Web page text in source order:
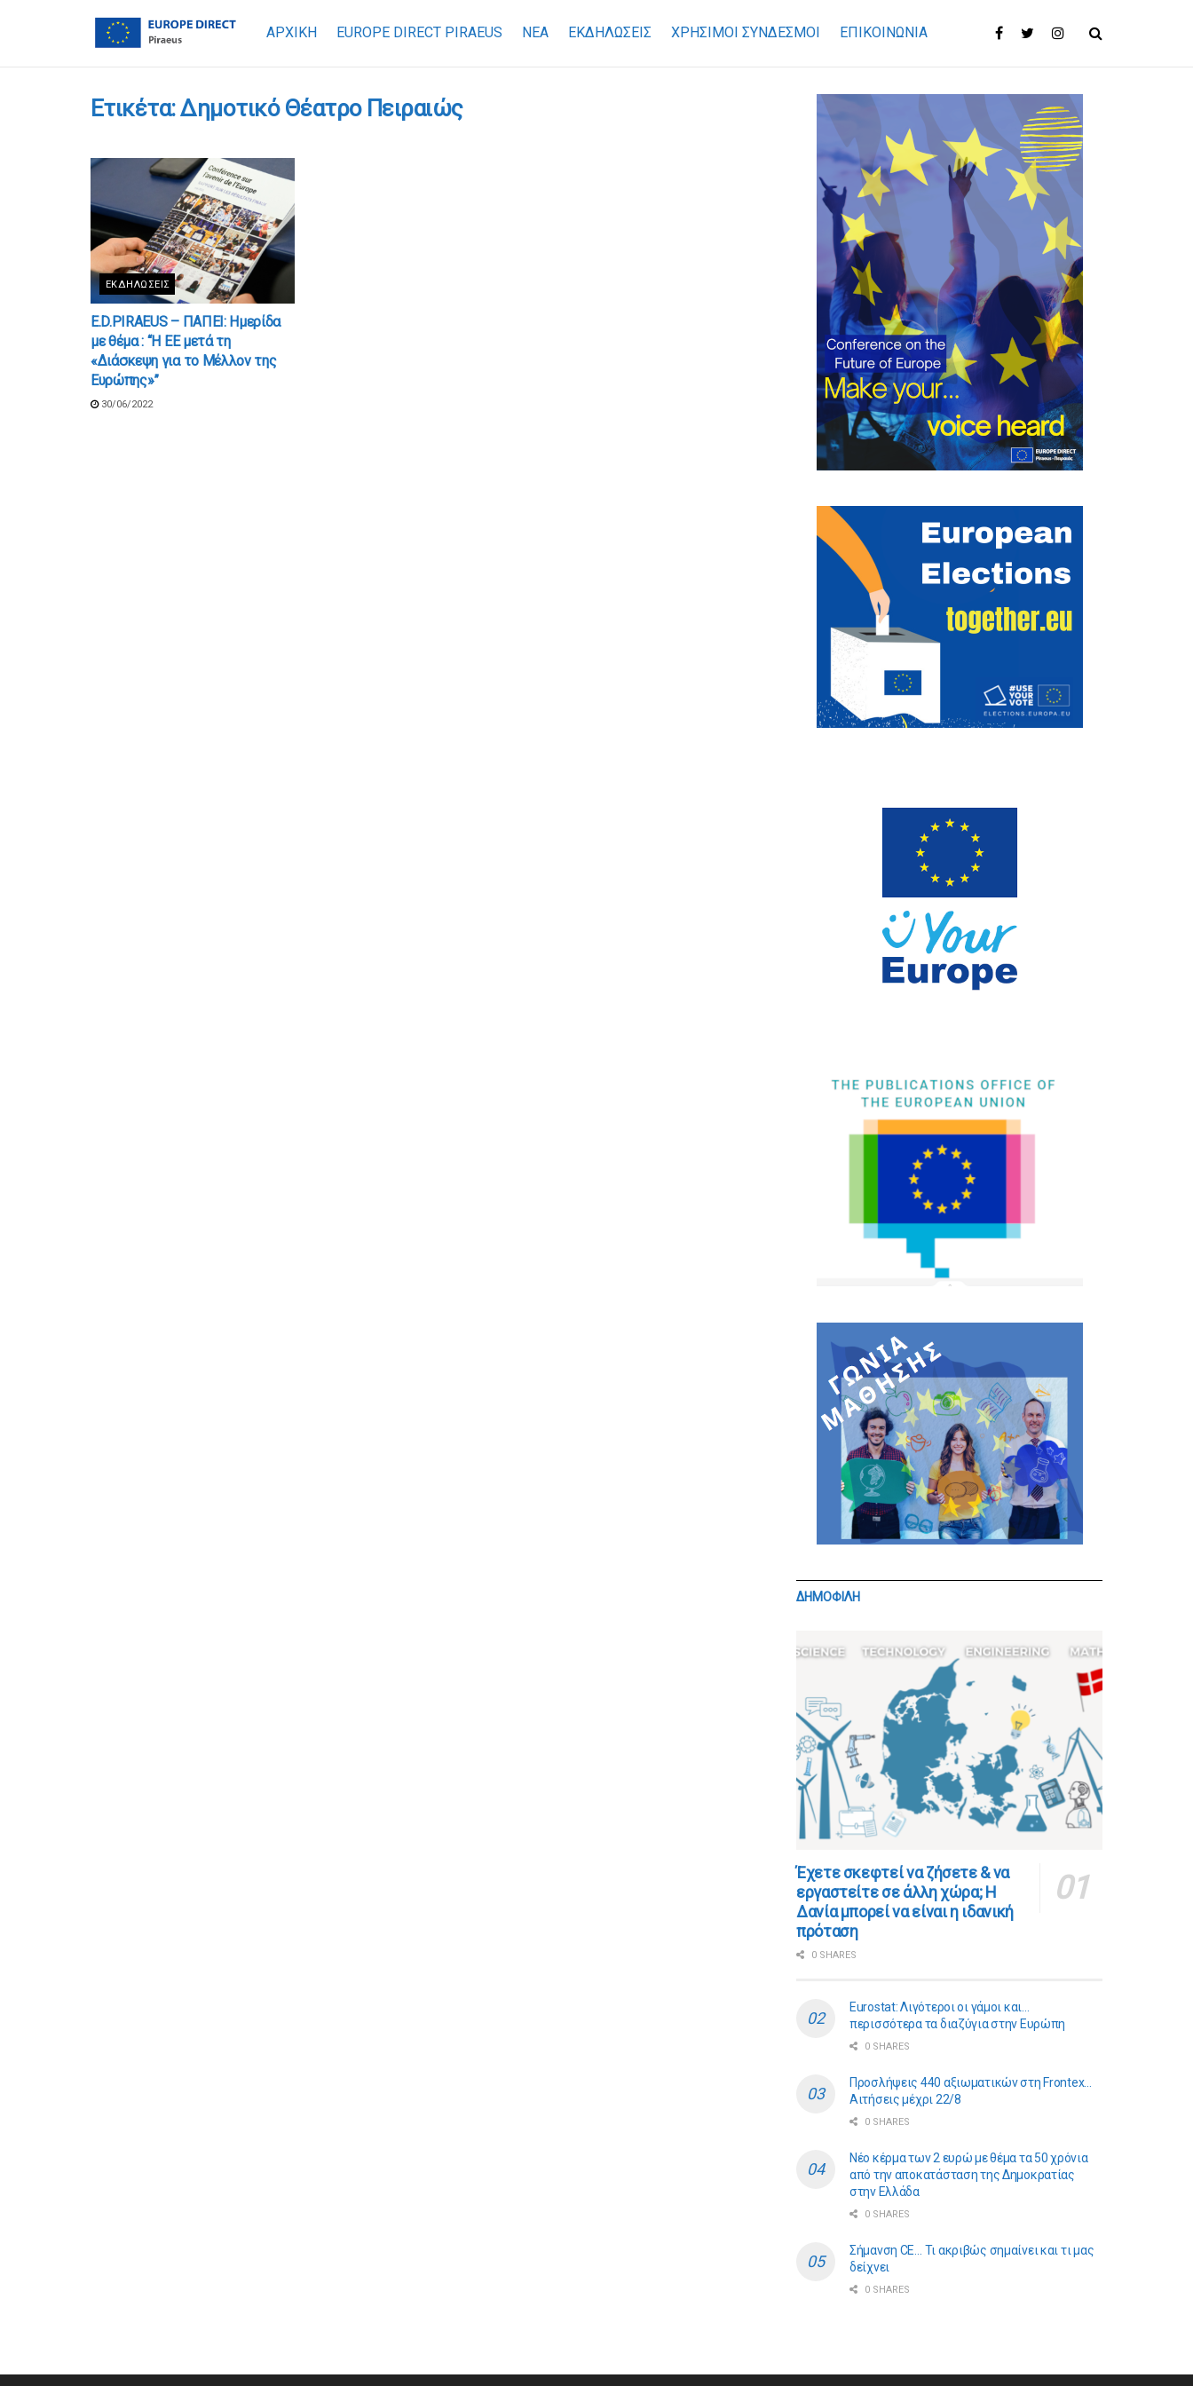
ΑΡΧΙΚΗ EUROPE DIRECT PIRAEUS ΝΕΑ ΕΚΔΗΛΩΣΕΙΣ ΧΡΉΣΙΜΟΙ ΣΎΝΔΕΣΜΟΙ ΕΠΙΚΟΙΝΩΝΊΑ
Ετικέτα:Δημοτικό Θέατρο Πειραιώς
ΕΚΔΗΛΏΣΕΙΣ
E.D.PIRAEUS – ΠΑΠΕΙ: Ημερίδα
με θέμα : “Η ΕΕ μετά τη
«Διάσκεψη για το Μέλλον της
Ευρώπης»”
30/06/2022
ΔΗΜΟΦΙΛΗ
​​Έχετε σκεφτεί να ζήσετε & να
εργαστείτε σε άλλη χώρα; Η
Δανία μπορεί να είναι η ιδανική
πρόταση
0 SHARES
Eurostat: Λιγότεροι οι γάμοι και…
περισσότερα τα διαζύγια στην Ευρώπη
0 SHARES
Προσλήψεις 440 αξιωματικών στη Frontex…
Αιτήσεις μέχρι 22/8
0 SHARES
Νέο κέρμα των 2 ευρώ με θέμα τα 50 χρόνια
από την αποκατάσταση της Δημοκρατίας
στην Ελλάδα
0 SHARES
Σήμανση CE… Τι ακριβώς σημαίνει και τι μας
δείχνει
0 SHARES